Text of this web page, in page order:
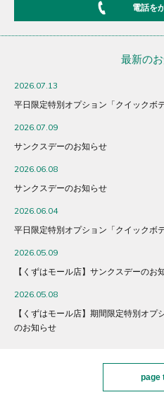
電話を
最新の
2026.07.13
平日限定特別オプション「クイックボ
2026.07.09
サンクスデーのお知らせ
2026.06.08
サンクスデーのお知らせ
2026.06.04
平日限定特別オプション「クイックボ
2026.05.09
【くずはモール店】サンクスデーのお
2026.05.08
【くずはモール店】期間限定特別オプ
のお知らせ
page